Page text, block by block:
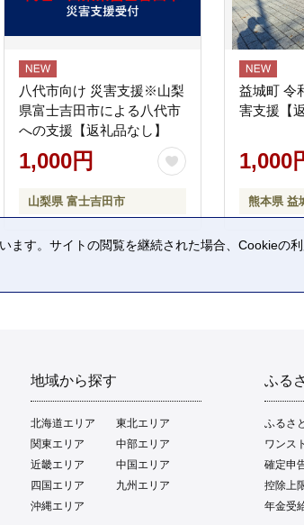
八代市向け 災害支援※山梨
県富士吉田市による八代市
への支援【返礼品なし】
1,000円
山梨県 富士吉田市
益城町 令
害支援【
1,000
熊本県 益
地域から探す
北海道エリア
東北エリア
関東エリア
中部エリア
近畿エリア
中国エリア
四国エリア
九州エリア
沖縄エリア
ふる
ふるさ
ワンス
確定申
控除上
年金受
す。サイトの閲覧を継続された場合、Cookieの